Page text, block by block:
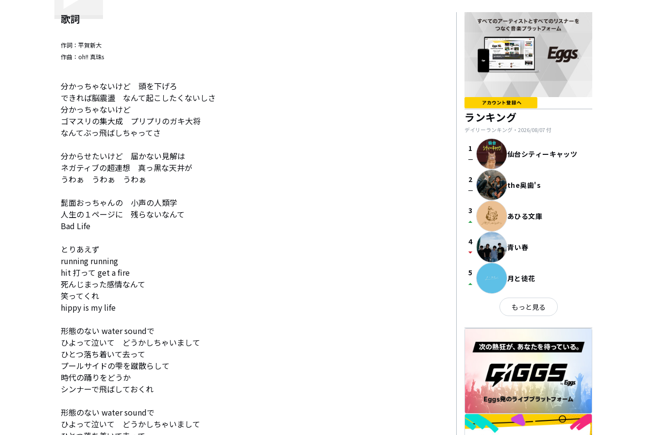
歌詞
作詞： 平賀新大
作曲： oh!! 真珠s
分かっちゃないけど　頭を下げろ
できれば脳震盪　なんて起こしたくないしさ
分かっちゃないけど
ゴマスリの集大成　プリプリのガキ大将
なんてぶっ飛ばしちゃってさ
分からせたいけど　届かない見解は
ネガティブの超連想　真っ黒な天井が
うわぁ　うわぁ　うわぁ
髭面おっちゃんの　小声の人類学
人生の１ページに　残らないなんて
Bad Life
とりあえず
running running
hit 打って get a fire
死んじまった感情なんて
笑ってくれ
hippy is my life
形態のない water soundで
ひよって泣いて　どうかしちゃいまして
ひとつ落ち着いて去って
プールサイドの雫を蹴散らして
時代の踊りをどうか
シンナーで飛ばしておくれ
形態のない water soundで
ひよって泣いて　どうかしちゃいまして
ランキング
デイリーランキング・ 2026/08/07付
1
check_indeterminate_small 仙台シティーキャッツ
2
check_indeterminate_small the奥歯's
3
arrow_drop_up あひる文庫
4
arrow_drop_down 青い春
5
arrow_drop_up 月と徒花
もっと見る